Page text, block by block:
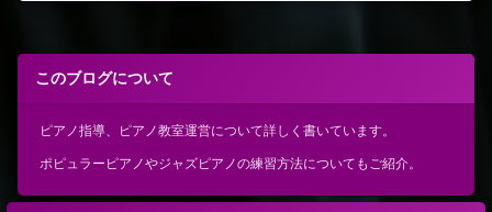
このブログについて
ピアノ指導、ピアノ教室運営について詳しく書いています。
ポピュラーピアノやジャズピアノの練習方法についてもご紹介。